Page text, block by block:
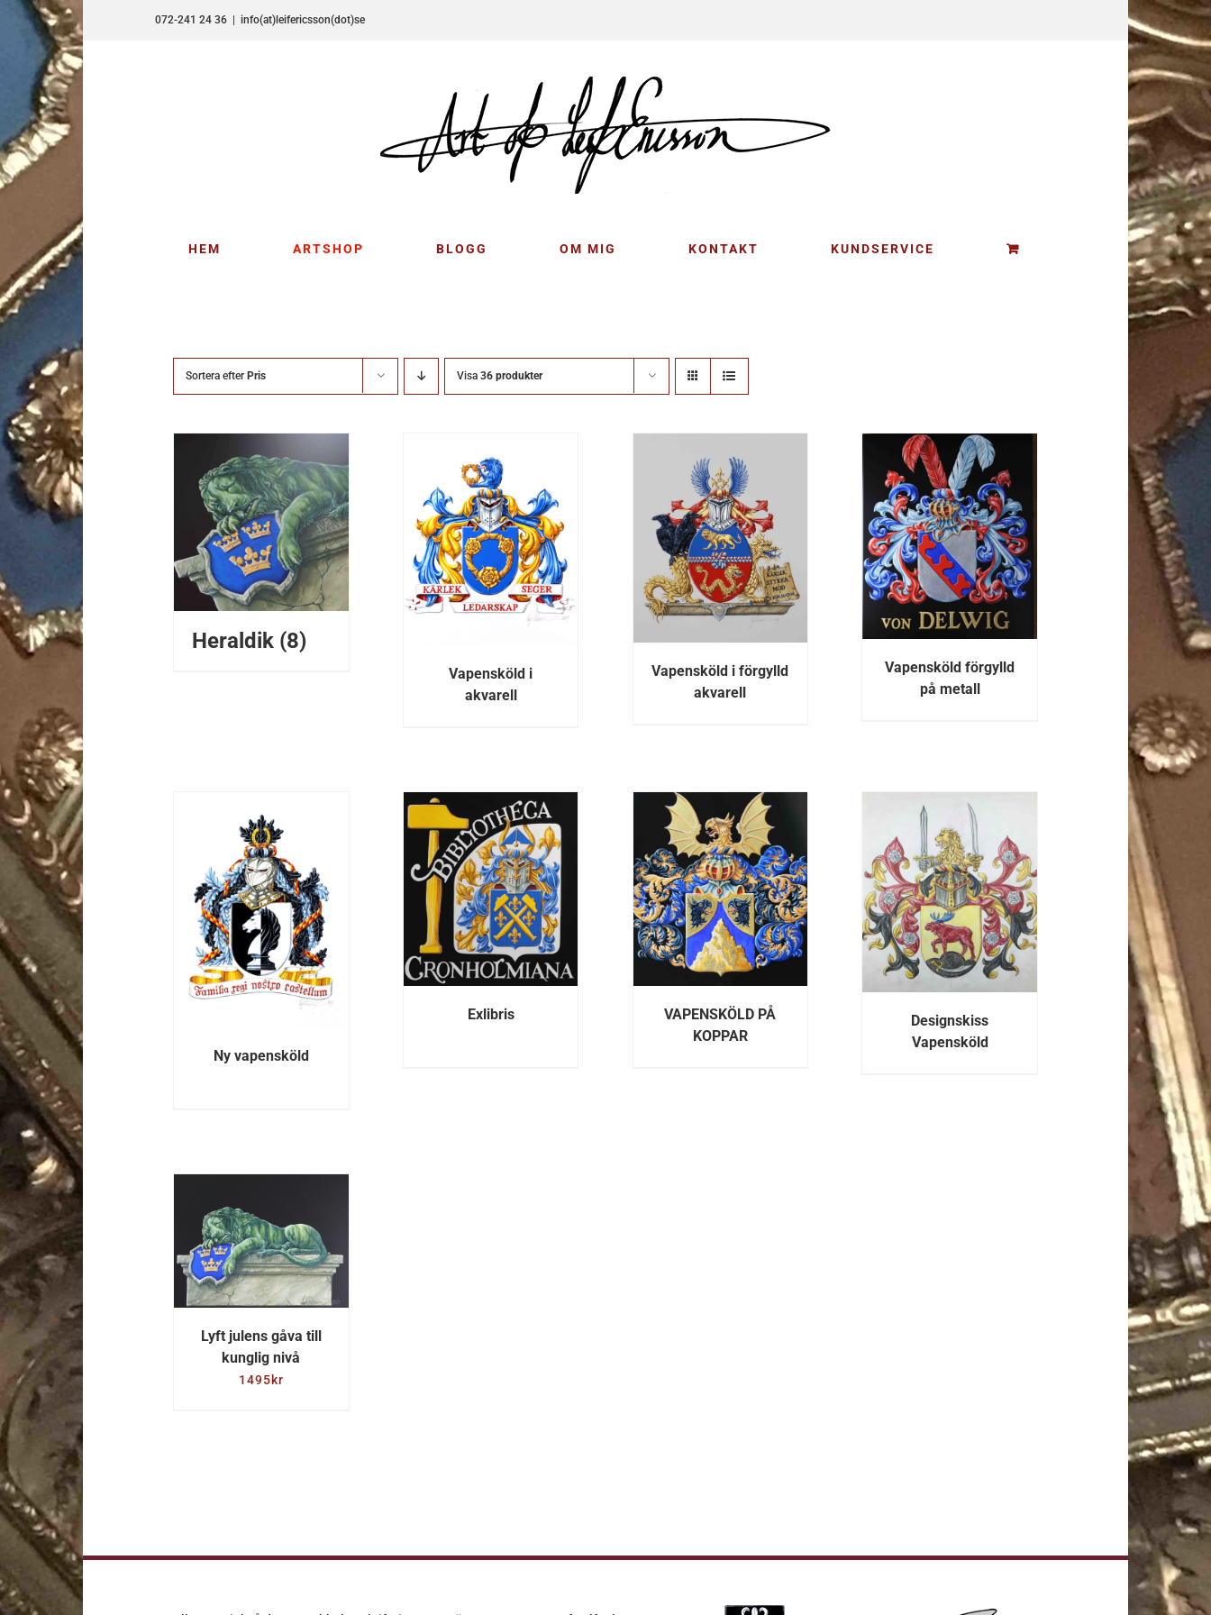
Fortsätt
innehållet
072-241 24 36 info(at)leifericsson(dot)se
HEM ARTSHOP BLOGG OM MIG KONTAKT KUNDSERVICE
Sortera efter Pris Visa 36 produkter
Heraldik (8)
DETALJER
Vapensköld i
akvarell
DETALJER
Vapensköld i förgylld
akvarell
DETALJER
Vapensköld förgylld
på metall
DETALJER
Ny vapensköld
DETALJER
Exlibris
DETALJER
VAPENSKÖLD PÅ
KOPPAR
DETALJER
Designskiss
Vapensköld
LÄGG TILL I
VARUKORG
DETALJER
Lyft julens gåva till
kunglig nivå
1495kr